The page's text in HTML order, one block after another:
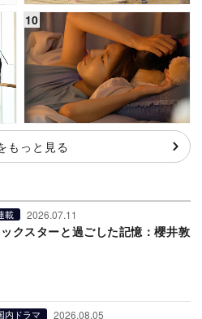
もっと見る
載 2026.07.11
ックスターと過ごした記憶：櫻井敦
内ドラマ 2026.08.05